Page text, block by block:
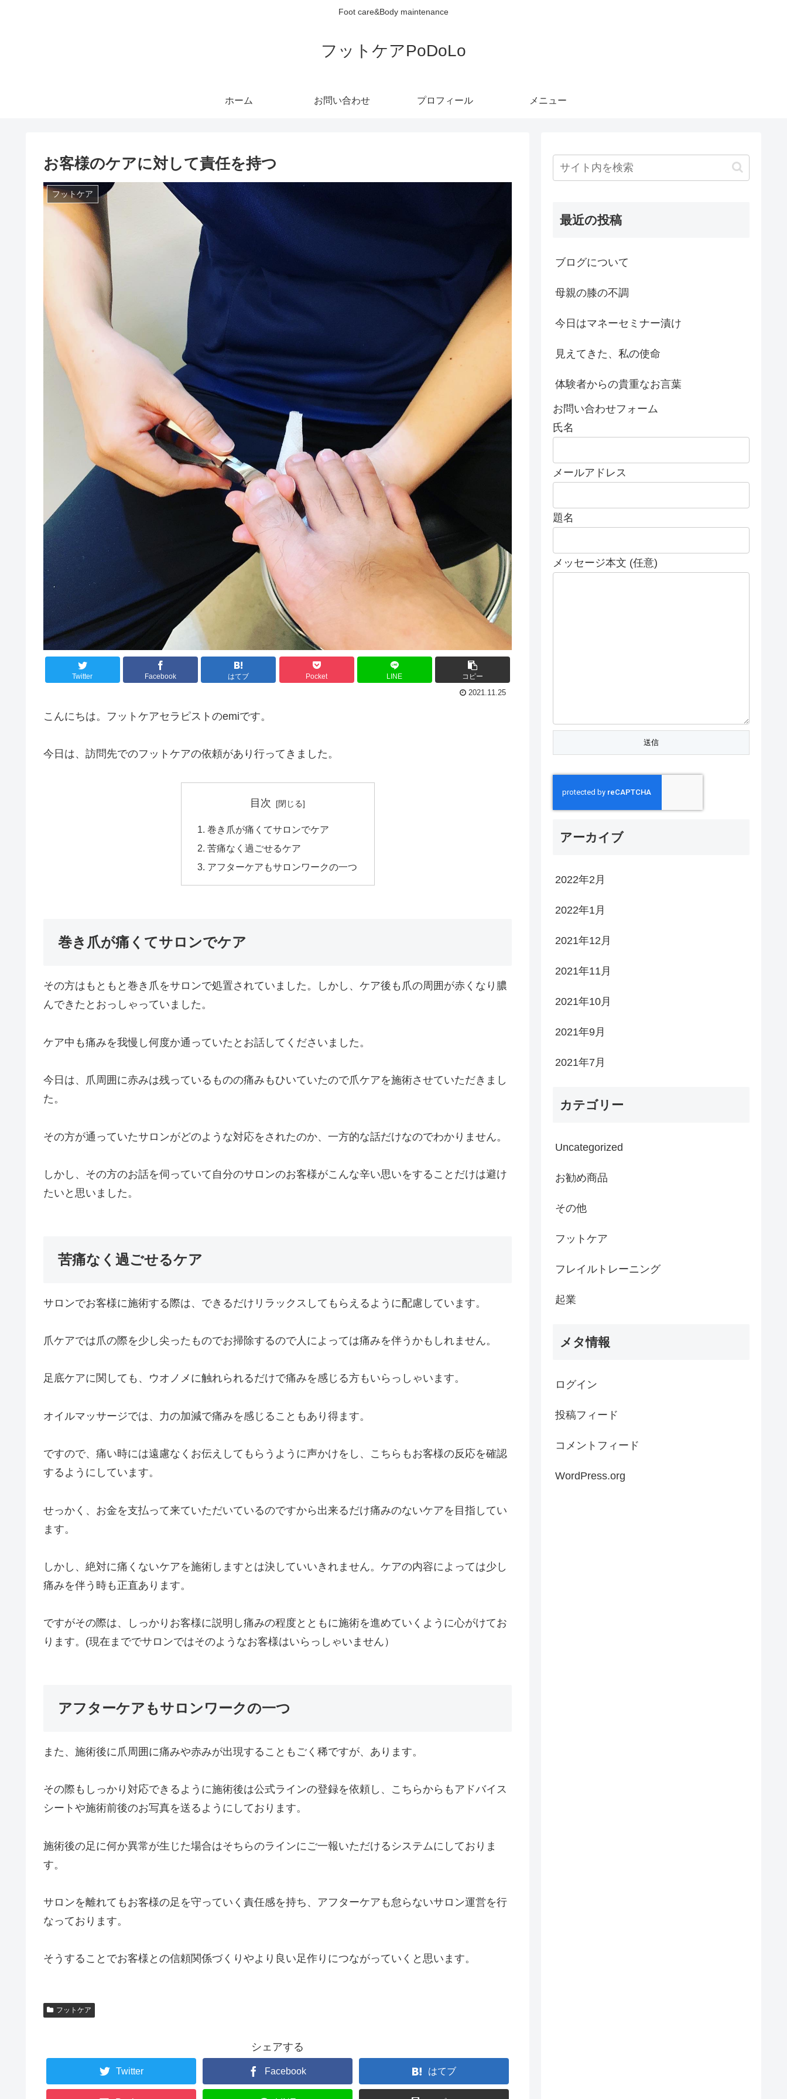
Foot care&Body maintenance
フットケアPoDoLo
ホーム お問い合わせ プロフィール メニュー
お客様のケアに対して責任を持つ
フットケア
Twitter Facebook はてブ Pocket LINE コピー
2021.11.25
こんにちは。フットケアセラピストのemiです。
今日は、訪問先でのフットケアの依頼があり行ってきました。
目次
巻き爪が痛くてサロンでケア
苦痛なく過ごせるケア
アフターケアもサロンワークの一つ
巻き爪が痛くてサロンでケア
その方はもともと巻き爪をサロンで処置されていました。しかし、ケア後も爪の周囲が赤くなり膿
んできたとおっしゃっていました。
ケア中も痛みを我慢し何度か通っていたとお話してくださいました。
今日は、爪周囲に赤みは残っているものの痛みもひいていたので爪ケアを施術させていただきまし
た。
その方が通っていたサロンがどのような対応をされたのか、一方的な話だけなのでわかりません。
しかし、その方のお話を伺っていて自分のサロンのお客様がこんな辛い思いをすることだけは避け
たいと思いました。
苦痛なく過ごせるケア
サロンでお客様に施術する際は、できるだけリラックスしてもらえるように配慮しています。
爪ケアでは爪の際を少し尖ったものでお掃除するので人によっては痛みを伴うかもしれません。
足底ケアに関しても、ウオノメに触れられるだけで痛みを感じる方もいらっしゃいます。
オイルマッサージでは、力の加減で痛みを感じることもあり得ます。
ですので、痛い時には遠慮なくお伝えしてもらうように声かけをし、こちらもお客様の反応を確認
するようにしています。
せっかく、お金を支払って来ていただいているのですから出来るだけ痛みのないケアを目指してい
ます。
しかし、絶対に痛くないケアを施術しますとは決していいきれません。ケアの内容によっては少し
痛みを伴う時も正直あります。
ですがその際は、しっかりお客様に説明し痛みの程度とともに施術を進めていくように心がけてお
ります。(現在まででサロンではそのようなお客様はいらっしゃいません）
アフターケアもサロンワークの一つ
また、施術後に爪周囲に痛みや赤みが出現することもごく稀ですが、あります。
その際もしっかり対応できるように施術後は公式ラインの登録を依頼し、こちらからもアドバイス
シートや施術前後のお写真を送るようにしております。
施術後の足に何か異常が生じた場合はそちらのラインにご一報いただけるシステムにしておりま
す。
サロンを離れてもお客様の足を守っていく責任感を持ち、アフターケアも怠らないサロン運営を行
なっております。
そうすることでお客様との信頼関係づくりやより良い足作りにつながっていくと思います。
フットケア
シェアする
Twitter Facebook はてブ
最近の投稿
ブログについて
母親の膝の不調
今日はマネーセミナー漬け
見えてきた、私の使命
体験者からの貴重なお言葉
お問い合わせフォーム
氏名
メールアドレス
題名
メッセージ本文 (任意)
アーカイブ
2022年2月
2022年1月
2021年12月
2021年11月
2021年10月
2021年9月
2021年7月
カテゴリー
Uncategorized
お勧め商品
その他
フットケア
フレイルトレーニング
起業
メタ情報
ログイン
投稿フィード
コメントフィード
WordPress.org